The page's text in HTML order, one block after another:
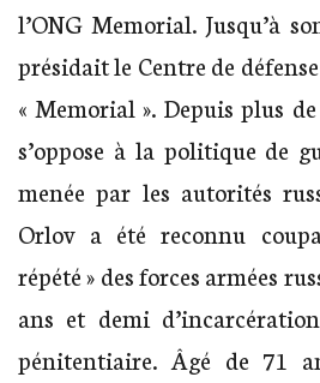
l’ONG Memorial. Jusqu’à
présidait le Centre de
« Memorial ». Depuis plus
s’oppose à la politique de
menée par les autorités
Orlov a été reconnu
répété » des forces armées
ans et demi
pénitentiaire. Âgé de 71